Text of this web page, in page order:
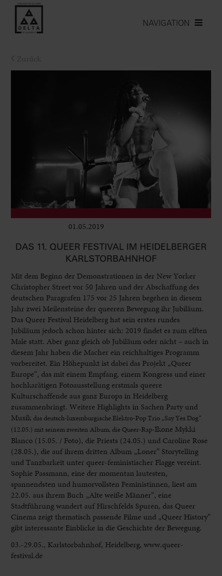
NAVIGATION
01.05.2019
DAS 11. QUEER FESTIVAL IM HEIDELBERGER
KARLSTORBAHNHOF
Mit dem Beginn der Demonstrationen in der New Yorker
Christopher Street vor 50 Jahren und der Abschaffung des
deutschen Paragrafen 175 vor 25 Jahren begehen in diesem
Jahr zwei Meilensteine der queeren Bewegung ihr Jubiläum.
Das Queer Festival Heidelberg hat sein erstes rundes
Jubiläum jedoch schon hinter sich: 2019 findet es zum elften
Male statt. Aber ganz gleich ob Jubiläum oder nicht – auch in
diesem Jahr haben die Macher ein reichhaltiges Programm
vorbereitet. Ein Höhepunkt ist dabei das Projekt „Queer
Europe“, das mit einem Empfang, einem Kongress und einer
hochkarätigen Fotoausstellung erstmals queere
Kulturschaffende aus ganz Europa in Heidelberg
zusammenbringt. Weitere Highlights in Sachen Party und
Musik das deutsch-luxemburgische Elektro-Pop Trio „Say Yes Dog“
(12.05.) mit seinem zweiten Album, die Queer-Rap-Ikone Mykki
Blanco (15.05. / Foto), die Priests (24.05.) und Caroline Rose
(28.05.), die auf ihrem dritten Album „Loner“ Storytelling
und Tanzbarkeit unter queer-feministischer Flagge vereint.
Sophie Passmann, eine der momentan lautesten,
spannendsten und humorvollsten Feministinnen, liest am
22.05. aus ihrem Buch „Alte weiße Männer“, eine
Stadtführung wandert auf Hirschfelds Spuren, das Queer
Cinema zeigt thematisch passende Filme und „Queer History“
gibt interessante Einblicke in die Geschichte der Bewegung.
03.-29.05., Karlstorbahnhof, Heidelberg, www.queer-
festival.de